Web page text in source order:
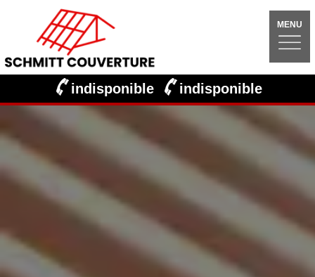
MENU
indisponible indisponible